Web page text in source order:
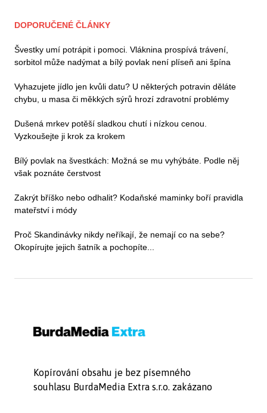
DOPORUČENÉ ČLÁNKY
Švestky umí potrápit i pomoci. Vláknina prospívá trávení,
sorbitol může nadýmat a bílý povlak není plíseň ani špína
Vyhazujete jídlo jen kvůli datu? U některých potravin děláte
chybu, u masa či měkkých sýrů hrozí zdravotní problémy
Dušená mrkev potěší sladkou chutí i nízkou cenou.
Vyzkoušejte ji krok za krokem
Bílý povlak na švestkách: Možná se mu vyhýbáte. Podle něj
však poznáte čerstvost
Zakrýt bříško nebo odhalit? Kodaňské maminky boří pravidla
mateřství i módy
Proč Skandinávky nikdy neříkají, že nemají co na sebe?
Okopírujte jejich šatník a pochopíte...
Kopírování obsahu je bez písemného
souhlasu BurdaMedia Extra s.r.o. zakázano